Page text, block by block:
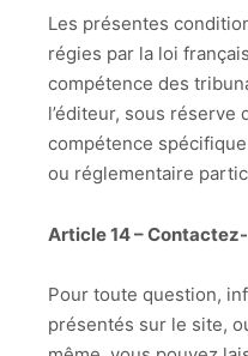
Les présentes
régies par la loi
compétence des
l’éditeur, sous réserve
compétence
ou réglementaire
Article 14 –
Pour toute question,
présentés sur le site,